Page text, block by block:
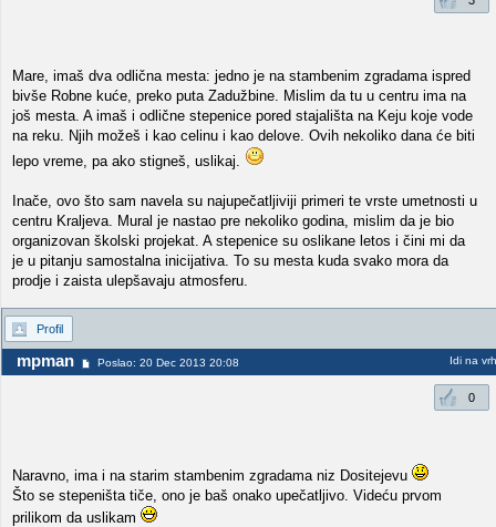
Mare, imaš dva odlična mesta: jedno je na stambenim zgradama ispred
bivše Robne kuće, preko puta Zadužbine. Mislim da tu u centru ima na
još mesta. A imaš i odlične stepenice pored stajališta na Keju koje vode
na reku. Njih možeš i kao celinu i kao delove. Ovih nekoliko dana će biti
lepo vreme, pa ako stigneš, uslikaj.
Inače, ovo što sam navela su najupečatljiviji primeri te vrste umetnosti u
centru Kraljeva. Mural je nastao pre nekoliko godina, mislim da je bio
organizovan školski projekat. A stepenice su oslikane letos i čini mi da
je u pitanju samostalna inicijativa. To su mesta kuda svako mora da
prodje i zaista ulepšavaju atmosferu.
Profil
mpman Poslao: 20 Dec 2013 20:08 Idi na vrh
0
Naravno, ima i na starim stambenim zgradama niz Dositejevu
Što se stepeništa tiče, ono je baš onako upečatljivo. Videću prvom
prilikom da uslikam